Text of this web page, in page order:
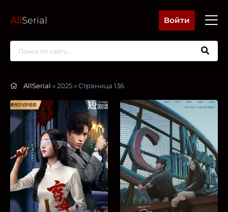
AllSerial Войти
AllSerial » 2025 » Страница 136